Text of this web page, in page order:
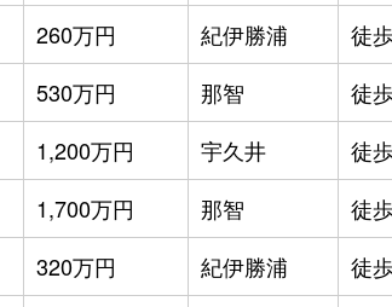
260万円 紀伊勝浦 徒
530万円 那智 徒
1,200万円 宇久井 徒
1,700万円 那智 徒
320万円 紀伊勝浦 徒